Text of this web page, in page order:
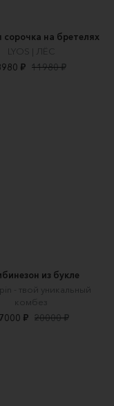
сорочка на бретелях
LYOS | ЛЁС
₽ 11980 ₽
из букле
- твой уникальный
комбез
₽ 20000 ₽